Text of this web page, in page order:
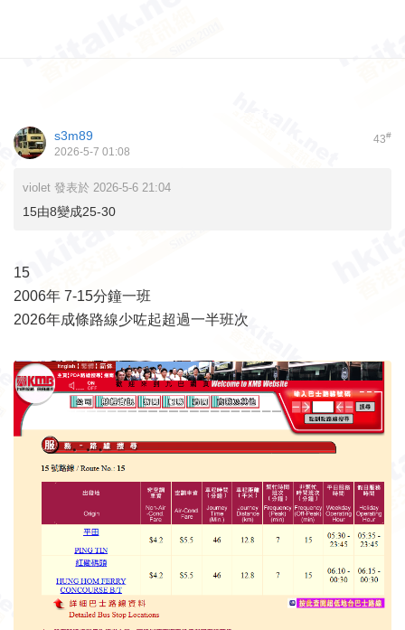
43#
s3m89
2026-5-7 01:08
violet 發表於 2026-5-6 21:04
15由8變成25-30
15
2006年 7-15分鐘一班
2026年成條路線少咗起超過一半班次